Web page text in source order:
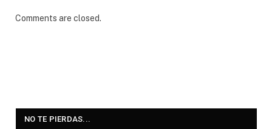
Comments are closed.
NO TE PIERDAS...